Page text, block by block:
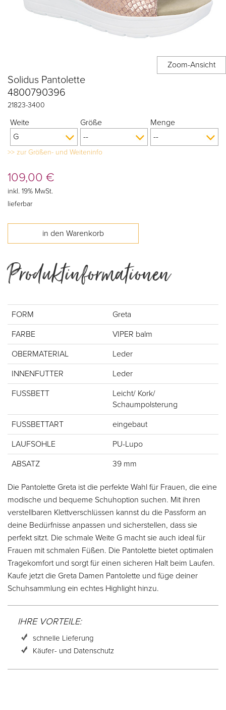
Solidus Pantolette
4800790396
21823-3400
Weite Größe Menge
>> zur Größen- und Weiteninfo
109,00 €
inkl. 19% MwSt.
lieferbar
Produktinformationen
FORM Greta
FARBE VIPER balm
OBERMATERIAL Leder
INNENFUTTER Leder
FUSSBETT
Leicht/ Kork/
Schaumpolsterung
FUSSBETTART eingebaut
LAUFSOHLE PU-Lupo
ABSATZ 39 mm
Die Pantolette Greta ist die perfekte Wahl für Frauen, die eine
modische und bequeme Schuhoption suchen. Mit ihren
verstellbaren Klettverschlüssen kannst du die Passform an
deine Bedürfnisse anpassen und sicherstellen, dass sie
perfekt sitzt. Die schmale Weite G macht sie auch ideal für
Frauen mit schmalen Füßen. Die Pantolette bietet optimalen
Tragekomfort und sorgt für einen sicheren Halt beim Laufen.
Kaufe jetzt die Greta Damen Pantolette und füge deiner
Schuhsammlung ein echtes Highlight hinzu.
IHRE VORTEILE:
schnelle Lieferung
Käufer- und Datenschutz